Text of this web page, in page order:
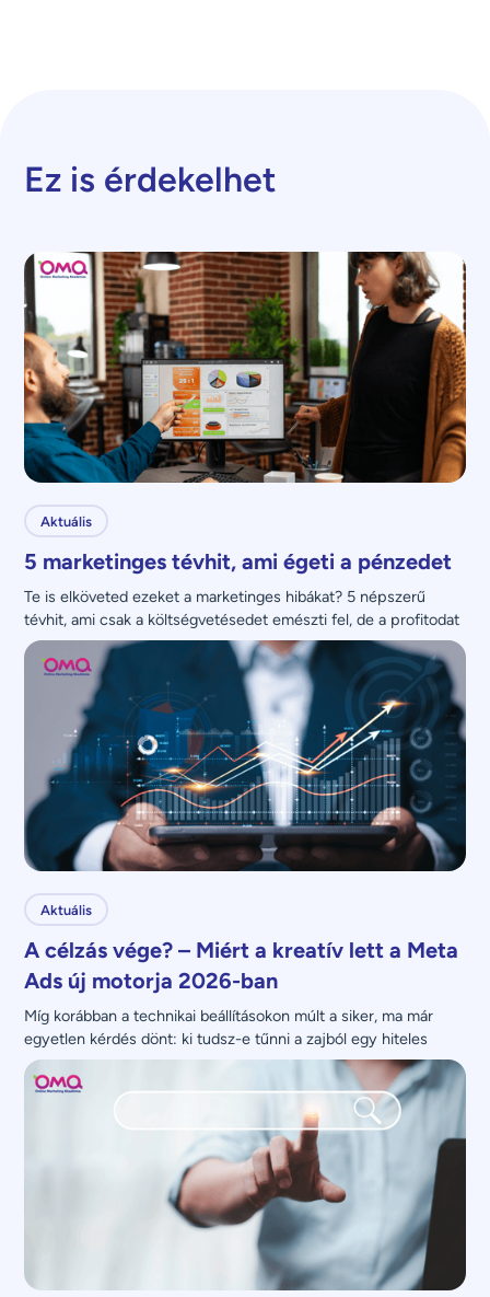
Ez is érdekelhet
Aktuális
5 marketinges tévhit, ami égeti a pénzedet
Te is elköveted ezeket a marketinges hibákat? 5 népszerű
tévhit, ami csak a költségvetésedet emészti fel, de a profitodat
nem növeli.
Aktuális
A célzás vége? – Miért a kreatív lett a Meta
Ads új motorja 2026-ban
Míg korábban a technikai beállításokon múlt a siker, ma már
egyetlen kérdés dönt: ki tudsz-e tűnni a zajból egy hiteles
üzenettel?